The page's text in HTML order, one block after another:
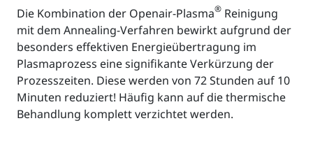
Die Kombination der Openair-Plasma® Reinigung
mit dem Annealing-Verfahren bewirkt aufgrund der
besonders effektiven Energieübertragung im
Plasmaprozess eine signifikante Verkürzung der
Prozesszeiten. Diese werden von 72 Stunden auf 10
Minuten reduziert! Häufig kann auf die thermische
Behandlung komplett verzichtet werden.